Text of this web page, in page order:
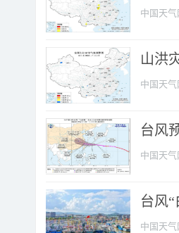
中国天气
山洪
中国天气
台风
中国天气
台风
中国天气